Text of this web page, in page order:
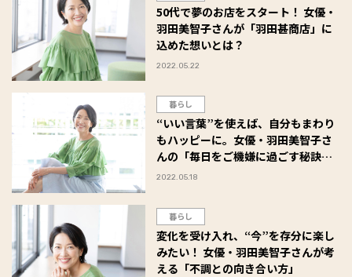
50代で夢のお店をスタート！ 女優・
羽田美智子さんが「羽田甚商店」に
込めた想いとは？
2022.05.22
暮らし
“いい言葉”を使えば、自分もまわり
もハッピーに。女優・羽田美智子さ
んの「毎日をご機嫌に過ごす秘訣」
は？
2022.05.18
暮らし
変化を受け入れ、“今”を存分に楽し
みたい！ 女優・羽田美智子さんが考
える「不調との向き合い方」